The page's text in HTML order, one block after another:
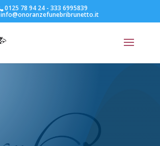
0125 78 94 24 - 333 6995839
info@onoranzefunebribrunetto.it